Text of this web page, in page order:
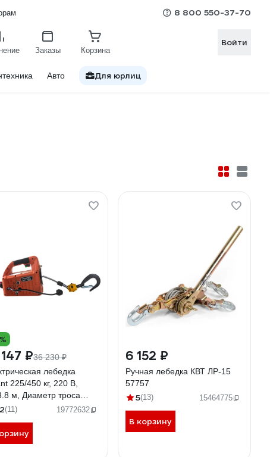
8 800 550-37-70
Заказы Корзина
Войти
Авто Для юрлиц
₽36 230 ₽
лебедка
225/450 кг, 220 В,
м, Диаметр троса
04
(11) 19772632
6 152 ₽
Ручная лебедка КВТ ЛР-15
57757
5(13) 15464775
В корзину